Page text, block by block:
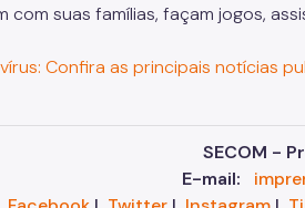
com suas famílias, façam jogos,
Confira as principais notícias
SECOM -
E-mail: